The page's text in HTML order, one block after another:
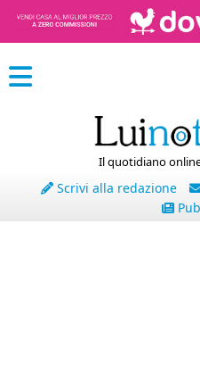
Il quotidiano
Scrivi alla redazione